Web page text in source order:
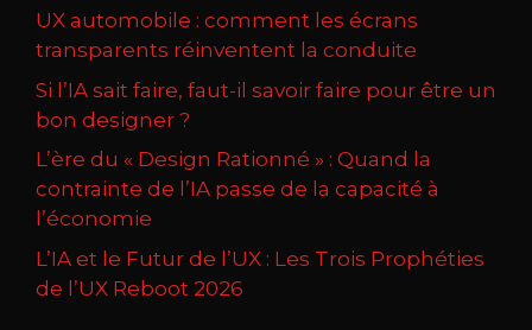
UX automobile : comment les écrans
transparents réinventent la conduite
Si l’IA sait faire, faut-il savoir faire pour être un
bon designer ?
L’ère du « Design Rationné » : Quand la
contrainte de l’IA passe de la capacité à
l’économie
L’IA et le Futur de l’UX : Les Trois Prophéties
de l’UX Reboot 2026